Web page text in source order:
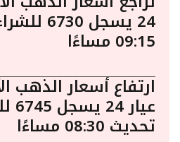
24 يسجل
09:15 مساءًا
ارتفاع أسعار الذهب
تحديث 08:30 مساءًا